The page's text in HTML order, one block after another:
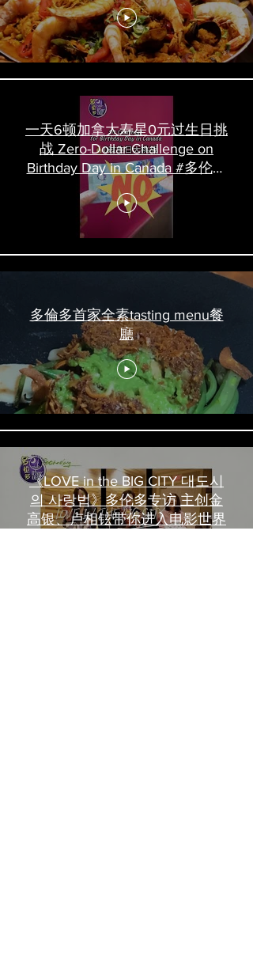
一天6顿加拿大寿星0元过生日挑
战 Zero-Dollar Challenge on
Birthday Day in Canada #多伦多
吃喝玩乐 #多伦多美食
#torontofood
多倫多首家全素tasting menu餐
廳
《LOVE in the BIG CITY 대도시
의 사랑법》多伦多专访 主创金
高银、卢相铉带你进入电影世界